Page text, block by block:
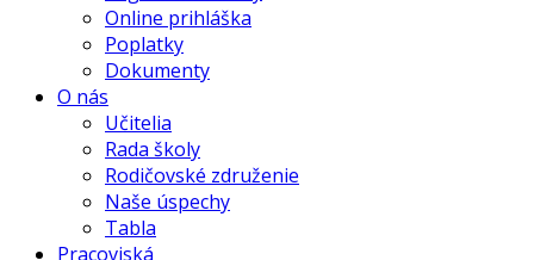
Online prihláška
Poplatky
Dokumenty
O nás
Učitelia
Rada školy
Rodičovské združenie
Naše úspechy
Tabla
Pracoviská